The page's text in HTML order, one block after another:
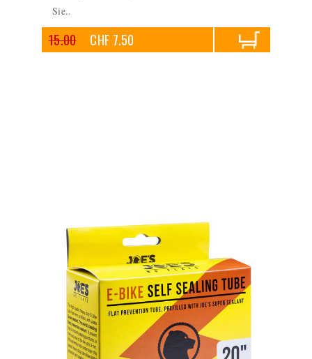
Sie..
15.00 CHF 7.50